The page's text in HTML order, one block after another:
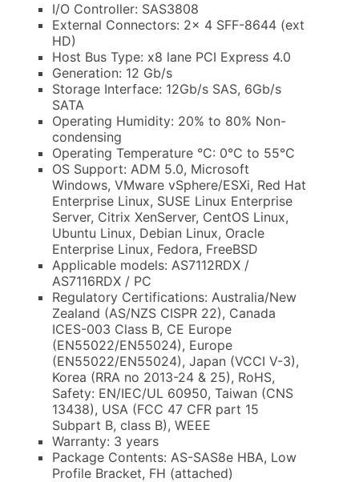
I/O Controller: SAS3808
External Connectors: 2x 4 SFF-8644 (ext
HD)
Host Bus Type: x8 lane PCI Express 4.0
Generation: 12 Gb/s
Storage Interface: 12Gb/s SAS, 6Gb/s
SATA
Operating Humidity: 20% to 80% Non-
condensing
Operating Temperature °C: 0°C to 55°C
OS Support: ADM 5.0, Microsoft
Windows, VMware vSphere/ESXi, Red Hat
Enterprise Linux, SUSE Linux Enterprise
Server, Citrix XenServer, CentOS Linux,
Ubuntu Linux, Debian Linux, Oracle
Enterprise Linux, Fedora, FreeBSD
Applicable models: AS7112RDX /
AS7116RDX / PC
Regulatory Certifications: Australia/New
Zealand (AS/NZS CISPR 22), Canada
ICES-003 Class B, CE Europe
(EN55022/EN55024), Europe
(EN55022/EN55024), Japan (VCCI V-3),
Korea (RRA no 2013-24 & 25), RoHS,
Safety: EN/IEC/UL 60950, Taiwan (CNS
13438), USA (FCC 47 CFR part 15
Subpart B, class B), WEEE
Warranty: 3 years
Package Contents: AS-SAS8e HBA, Low
Profile Bracket, FH (attached)